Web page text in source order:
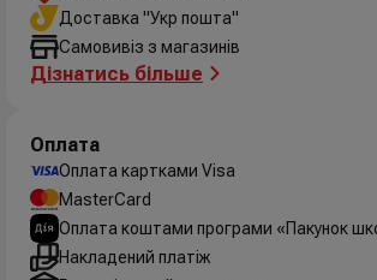
Доставка "Укр пошта"
Самовивіз з магазинів
Дізнатись більше
Оплата
Оплата картками Visa
MasterCard
Оплата коштами програми «Пакунок
Накладений платіж